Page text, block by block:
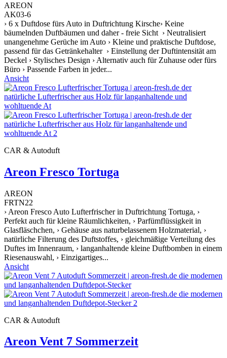
AREON
AK03-6
› 6 x Duftdose fürs Auto in Duftrichtung Kirsche› Keine
bäumelnden Duftbäumen und daher - freie Sicht › Neutralisiert
unangenehme Gerüche im Auto › Kleine und praktische Duftdose,
passend für das Getränkehalter › Einstellung der Duftintensität am
Deckel › Stylisches Design › Alternativ auch für Zuhause oder fürs
Büro › Passende Farben in jeder...
Ansicht
CAR & Autoduft
Areon Fresco Tortuga
AREON
FRTN22
› Areon Fresco Auto Lufterfrischer in Duftrichtung Tortuga, ›
Perfekt auch für kleine Räumlichkeiten, › Parfümflüssigkeit in
Glasfläschchen, › Gehäuse aus naturbelassenem Holzmaterial, ›
natürliche Filterung des Duftstoffes, › gleichmäßige Verteilung des
Duftes im Innenraum, › langanhaltende kleine Duftbomben in einem
Riesenauswahl, › Einzigartiges...
Ansicht
CAR & Autoduft
Areon Vent 7 Sommerzeit